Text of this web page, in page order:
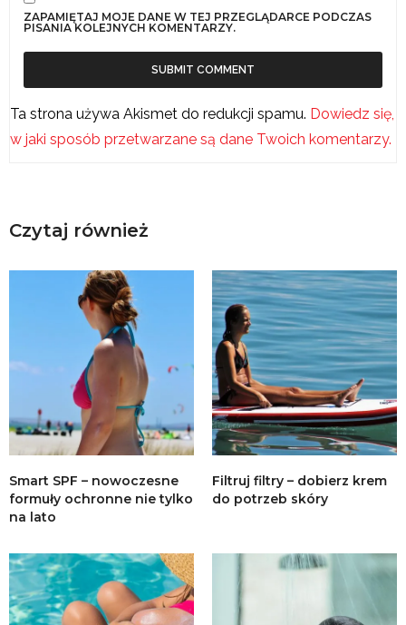
ZAPAMIĘTAJ MOJE DANE W TEJ PRZEGLĄDARCE PODCZAS
PISANIA KOLEJNYCH KOMENTARZY.
Ta strona używa Akismet do redukcji spamu. Dowiedz się,
w jaki sposób przetwarzane są dane Twoich komentarzy.
Czytaj również
Smart SPF – nowoczesne
formuły ochronne nie tylko
na lato
Filtruj filtry – dobierz krem
do potrzeb skóry